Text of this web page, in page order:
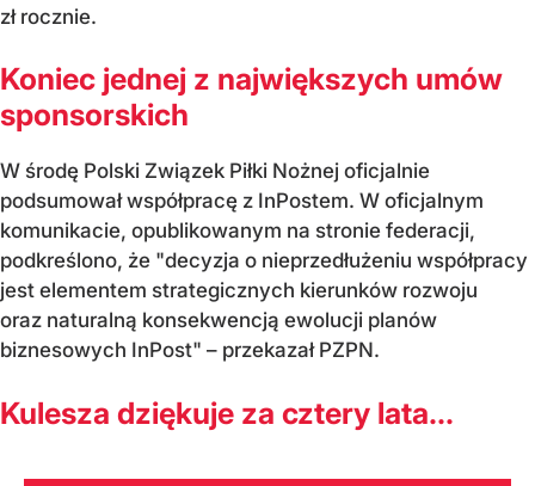
zł rocznie.
Koniec jednej z największych umów
sponsorskich
W środę Polski Związek Piłki Nożnej oficjalnie
podsumował współpracę z InPostem. W oficjalnym
komunikacie, opublikowanym na stronie federacji,
podkreślono, że "decyzja o nieprzedłużeniu współpracy
jest elementem strategicznych kierunków rozwoju
oraz naturalną konsekwencją ewolucji planów
biznesowych InPost" – przekazał PZPN.
Kulesza dziękuje za cztery lata...